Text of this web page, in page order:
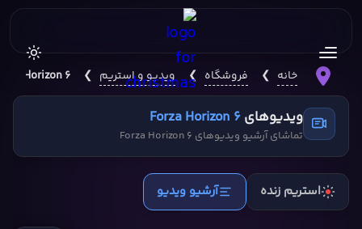
خانه ❯ فروشگاه ❯ ویدیو و استریم ❯
Horizon 6
ویدیوهایForza Horizon 6
تماشای آرشیو ویدیوهای Forza Horizon 6
استریم زنده آرشیو ویدیو